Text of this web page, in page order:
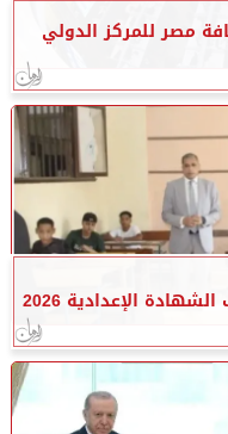
مصر للمركز الدولي
الإعدادية 2026